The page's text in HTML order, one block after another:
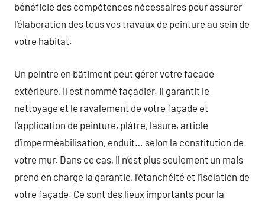
bénéficie des compétences nécessaires pour assurer
l’élaboration des tous vos travaux de peinture au sein de
votre habitat.
Un peintre en bâtiment peut gérer votre façade
extérieure, il est nommé façadier. Il garantit le
nettoyage et le ravalement de votre façade et
l’application de peinture, plâtre, lasure, article
d’imperméabilisation, enduit… selon la constitution de
votre mur. Dans ce cas, il n’est plus seulement un mais
prend en charge la garantie, l’étanchéité et l’isolation de
votre façade. Ce sont des lieux importants pour la